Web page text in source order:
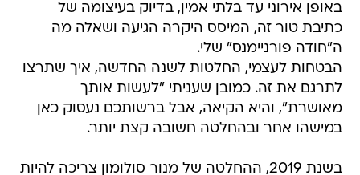
באופן אירוני עד בלתי אמין, בדיוק בעיצומה של
כתיבת טור זה, המיסס היקרה הגיעה ושאלה מה
ה"חודה פורניימנס" שלי.
הבטחות לעצמי, החלטות לשנה החדשה, איך שתרצו
לתרגם את זה. כמובן שעניתי "לעשות אותך
מאושרת", והיא הקיאה, אבל ברשותכם נעסוק כאן
במישהו אחר ובהחלטה חשובה קצת יותר.
בשנת 2019, ההחלטה של מנור סולומון צריכה להיות